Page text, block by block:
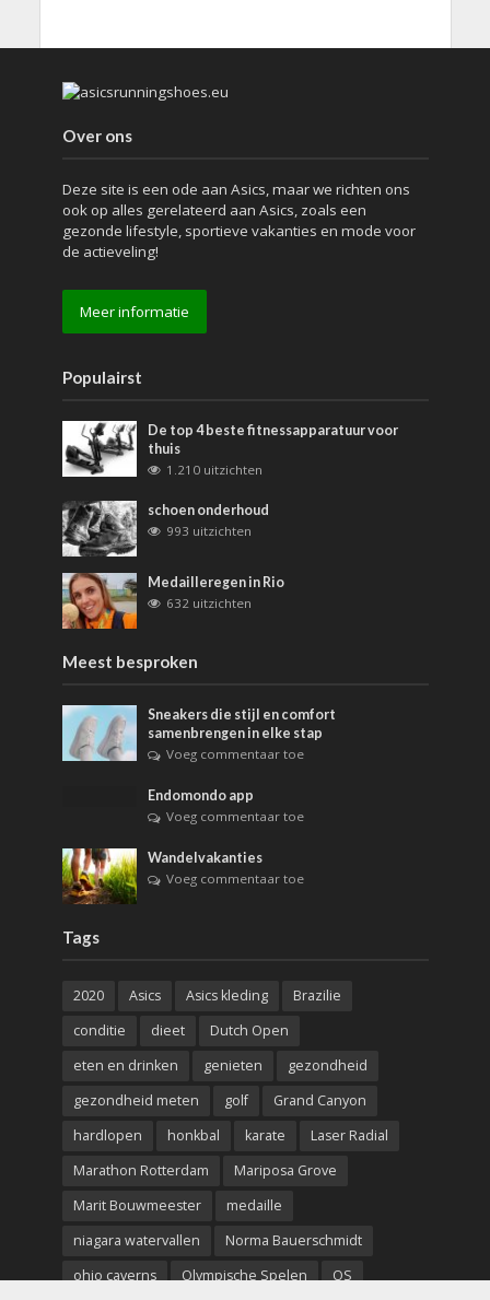
Over ons
Deze site is een ode aan Asics, maar we richten ons
ook op alles gerelateerd aan Asics, zoals een
gezonde lifestyle, sportieve vakanties en mode voor
de actieveling!
Meer informatie
Populairst
De top 4 beste fitnessapparatuur voor
thuis
1.210 uitzichten
schoen onderhoud
993 uitzichten
Medailleregen in Rio
632 uitzichten
Meest besproken
Sneakers die stijl en comfort
samenbrengen in elke stap
Voeg commentaar toe
Endomondo app
Voeg commentaar toe
Wandelvakanties
Voeg commentaar toe
Tags
2020 Asics Asics kleding
Brazilie
conditie
dieet
Dutch Open
eten en drinken
genieten
gezondheid
gezondheid meten
golf
Grand Canyon
hardlopen
honkbal karate
Laser Radial
Marathon Rotterdam
Mariposa Grove
Marit Bouwmeester
medaille
niagara watervallen
Norma Bauerschmidt
ohio caverns
Olympische Spelen OS